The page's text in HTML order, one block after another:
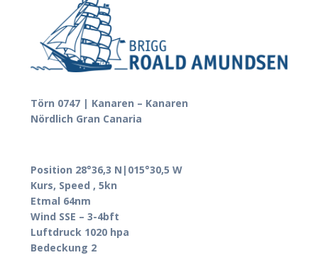
Törn 0747 | Kanaren – Kanaren
Nördlich Gran Canaria
Position 28°36,3 N|015°30,5 W
Kurs, Speed , 5kn
Etmal 64nm
Wind SSE – 3-4bft
Luftdruck 1020 hpa
Bedeckung 2